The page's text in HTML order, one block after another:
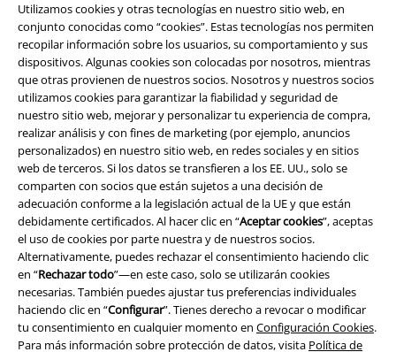
Utilizamos cookies y otras tecnologías en nuestro sitio web, en
conjunto conocidas como “cookies”. Estas tecnologías nos permiten
recopilar información sobre los usuarios, su comportamiento y sus
dispositivos. Algunas cookies son colocadas por nosotros, mientras
que otras provienen de nuestros socios. Nosotros y nuestros socios
utilizamos cookies para garantizar la fiabilidad y seguridad de
nuestro sitio web, mejorar y personalizar tu experiencia de compra,
realizar análisis y con fines de marketing (por ejemplo, anuncios
personalizados) en nuestro sitio web, en redes sociales y en sitios
web de terceros. Si los datos se transfieren a los EE. UU., solo se
comparten con socios que están sujetos a una decisión de
adecuación conforme a la legislación actual de la UE y que están
debidamente certificados. Al hacer clic en “Aceptar cookies”, aceptas
el uso de cookies por parte nuestra y de nuestros socios.
Alternativamente, puedes rechazar el consentimiento haciendo clic
en “Rechazar todo”—en este caso, solo se utilizarán cookies
necesarias. También puedes ajustar tus preferencias individuales
haciendo clic en “Configurar”. Tienes derecho a revocar o modificar
tu consentimiento en cualquier momento en Configuración Cookies.
Para más información sobre protección de datos, visita Política de
Legal
Términos y Condiciones
Aviso Legal
Ley protección de datos
Eliminación de residuos y protección del medioambiente
Declaración de Conformidad